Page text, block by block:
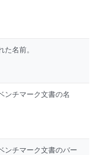
た名前。
ンチマーク文書の名
ンチマーク文書のバー